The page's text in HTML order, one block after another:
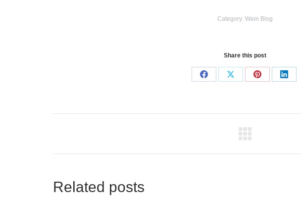
Category: Wein Blog
Share this post
Share
Share
Share
Share
navigation
Related posts